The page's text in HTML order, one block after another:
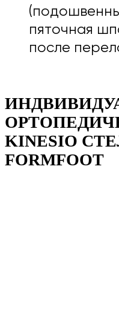
пяточная
после
KINESIO
FORMFOOT